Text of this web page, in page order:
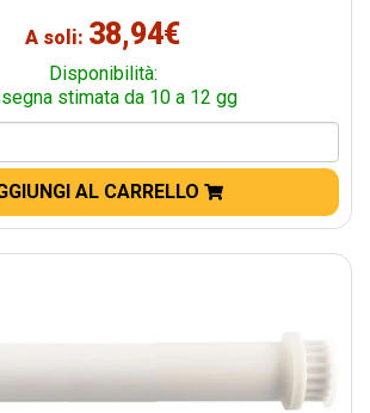
A soli: 38,94€
Disponibilità:
stimata da 10 a 12 gg
AL CARRELLO